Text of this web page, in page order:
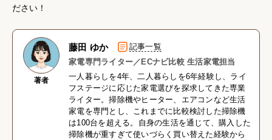
ださい！
著者
藤田 ゆか
記事一覧
家電専門ライター／ECナビ比較 生活家電担当
一人暮らしを4年、二人暮らしを6年経験し、ライ
フステージに応じた家電選びを探求してきた専業
ライター。掃除機やヒーター、エアコンなど生活
家電を専門とし、これまでに比較検討した掃除機
は100台を超える。自身の生活を通じて、購入した
掃除機が重すぎて使いづらく買い替えた経験から